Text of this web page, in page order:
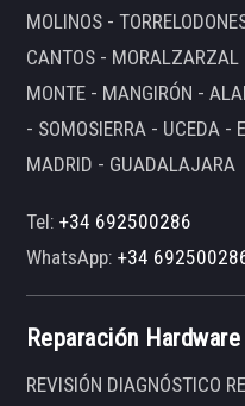
MOLINOS -
CANTOS - MORALZARZAL
MONTE - MANGIRÓN -
- SOMOSIERRA - UCEDA -
MADRID - GUADALAJARA
Tel:+34 692500286
WhatsApp:+34
Reparación
REVISIÓN DIAGNÓSTICO